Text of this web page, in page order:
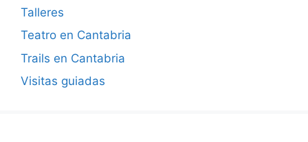
Talleres
Teatro en Cantabria
Trails en Cantabria
Visitas guiadas